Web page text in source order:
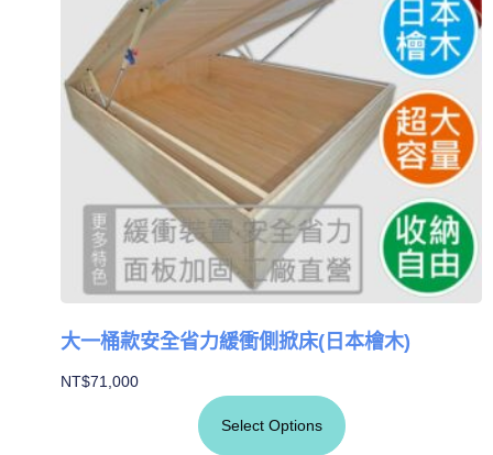
大一桶款安全省力緩衝側掀床(日本檜木)
NT$71,000
Select Options